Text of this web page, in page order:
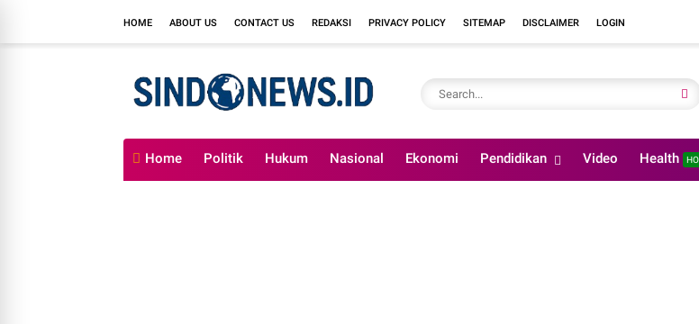
HOME ABOUT US CONTACT US REDAKSI PRIVACY POLICY SITEMAP DISCLAIMER LOGIN
Home Politik Hukum Nasional Ekonomi Pendidikan Video Health